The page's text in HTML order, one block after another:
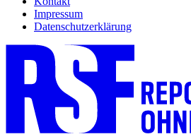
Impressum
Datenschutzerklärung